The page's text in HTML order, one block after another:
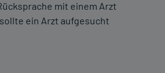
mit einem Arzt
ein Arzt aufgesucht